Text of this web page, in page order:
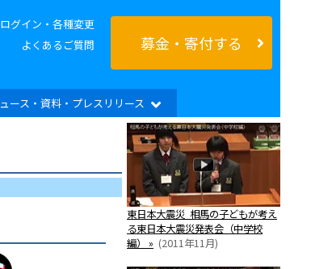
ログイン・各種変更
よくあるご質問
募金・寄付する
ース・資料・プレスリリース
東日本大震災 相馬の子どもが考え
る東日本大震災発表会（中学校
編） » (2011年11月)